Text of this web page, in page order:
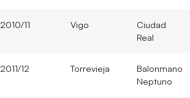
2010/11 Vigo
Ciudad
Real
2011/12 Torrevieja
Balonmano
Neptuno